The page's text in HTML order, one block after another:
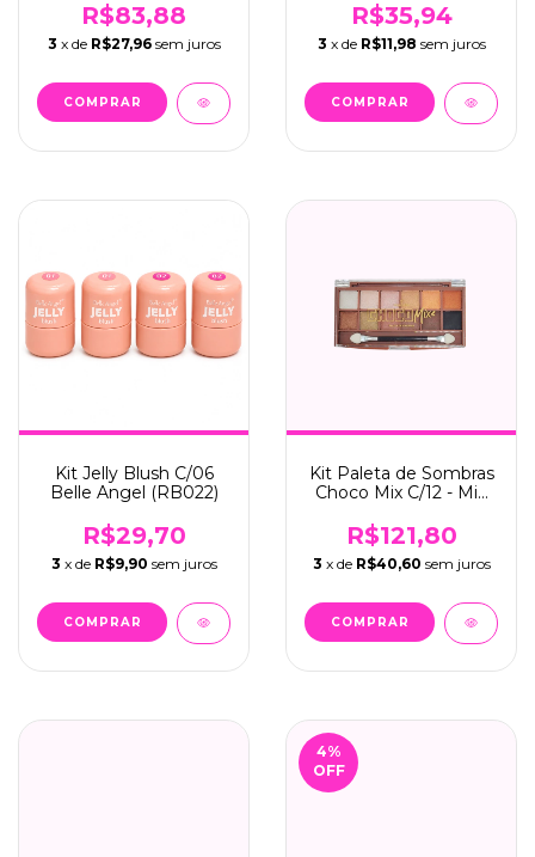
R$83,88
3 x de R$27,96 sem juros
Beautiful (FB228)
R$35,94
3 x de R$11,98 sem juros
Kit Jelly Blush C/06
Belle Angel (RB022)
R$29,70
3 x de R$9,90 sem juros
Kit Paleta de Sombras
Choco Mix C/12 - Mia
R$121,80
3 x de R$40,60 sem juros
4%
OFF